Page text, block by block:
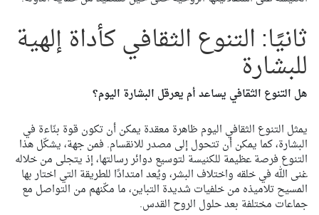
ثانيًا: التنوع الثقافي كأداة إلهية
للبشارة
هل التنوع الثقافي يساعد أم يعرقل البشارة اليوم؟
يمثل التنوع الثقافي اليوم ظاهرة معقدة يمكن أن تكون قوة بنّاءة في
البشارة، كما يمكن أن تتحول إلى مصدر للانقسام. فمن جهة، يشكّل هذا
التنوع فرصة عظيمة للكنيسة لتوسيع دوائر رسالتها، إذ يتجلى من خلاله
غنى الله في خلقه واختلاف البشر، ويُعد امتدادًا للطريقة التي اختار بها
المسيح تلاميذه من خلفيات شديدة التباين، ما مكّنهم من التواصل مع
جماعات مختلفة بعد حلول الروح القدس.